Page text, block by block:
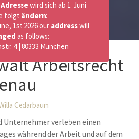
Arbeitsrecht
Cedarbaum
Unternehmer verleben einen
während der Arbeit und auf dem
Adressewird sich ab 1. Juni
folgt ändern:
1st 2026 our addresswill
as follows:
4 | 80333 München